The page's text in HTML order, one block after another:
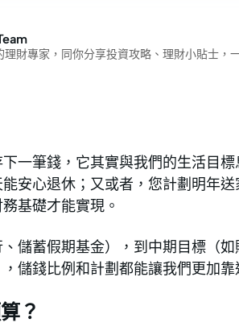
財專家，同你分享投資攻略、理財小貼士，
下一筆錢，它其實與我們的生活目
安心退休；又或者，您計劃明年
基礎才能實現。
儲蓄假期基金），到中期目標（
儲錢比例和計劃都能讓我們更加靠
？